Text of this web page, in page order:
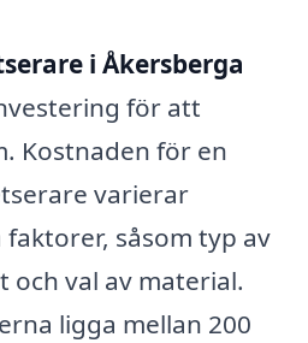
i Åkersberga
för att
Kostnaden för en
varierar
såsom typ av
val av material.
ligga mellan 200